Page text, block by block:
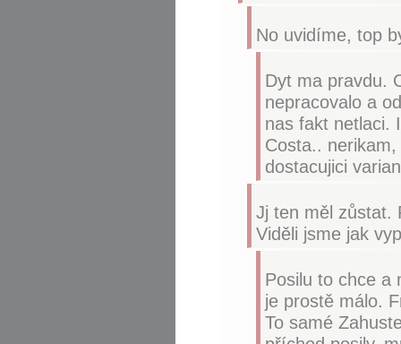
No uvidíme, top
Dyt ma pravdu.
nepracovalo a
nas fakt netlaci.
Costa..
dostacujici
Jj ten měl zůstat.
Viděli jsme jak
Posilu to chce a
je prostě málo.
To samé